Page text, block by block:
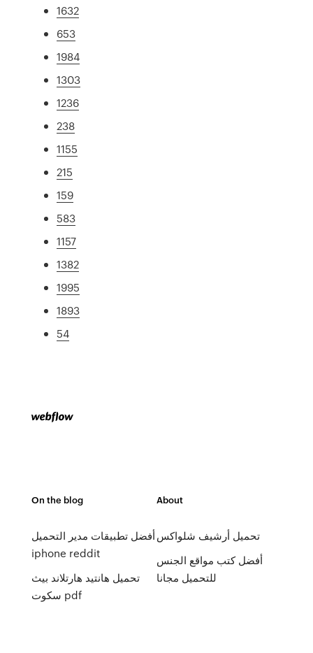
1632
653
1984
1303
1236
238
1155
215
159
583
1157
1382
1995
1893
54
On the blog
أفضل تطبيقات مدير التحميل
iphone reddit
تحميل هانتيد هارتلاند بيث
سكوت pdf
About
تحميل أرشيف شلواكس
أفضل كتب مواقع الجنس
للتحميل مجانا